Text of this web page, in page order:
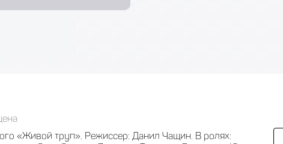
«Живой труп». Режиссер: Данил Чащин. В ролях: